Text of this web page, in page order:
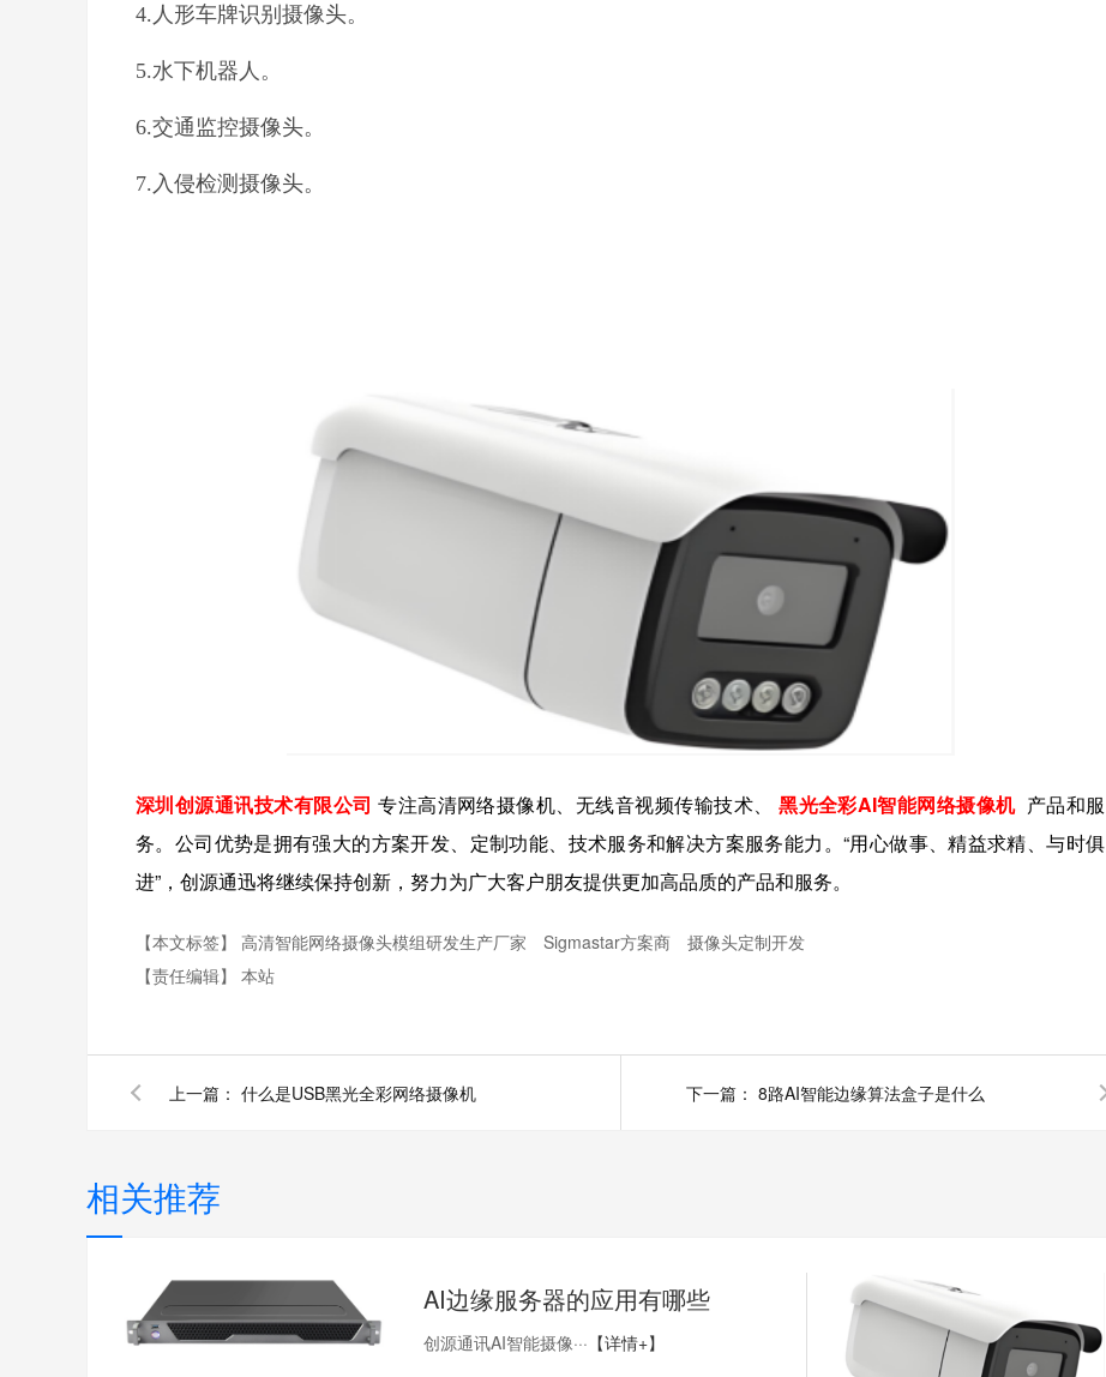
4.人形车牌识别摄像头。
5.水下机器人。
6.交通监控摄像头。
7.入侵检测摄像头。
深圳创源通讯技术有限公司 专注高清网络摄像机、无线音视频传输技术、 黑光全彩AI智能网络摄像机 产品和服
务。公司优势是拥有强大的方案开发、定制功能、技术服务和解决方案服务能力。“用心做事、精益求精、与时俱
进”，创源通迅将继续保持创新，努力为广大客户朋友提供更加高品质的产品和服务。
【本文标签】 高清智能网络摄像头模组研发生产厂家 Sigmastar方案商
摄像头定制开发
【责任编辑】 本站
上一篇： 什么是USB黑光全彩网络摄像机 下一篇： 8路AI智能边缘算法盒子是什么
相关推荐
AI边缘服务器的应用有哪些
创源通讯AI智能摄像··· 【详情+】